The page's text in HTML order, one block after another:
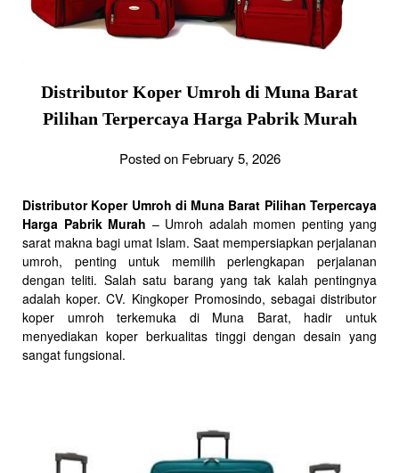
Distributor Koper Umroh di Muna Barat
Pilihan Terpercaya Harga Pabrik Murah
Posted on February 5, 2026
Distributor Koper Umroh di Muna Barat Pilihan Terpercaya
Harga Pabrik Murah – Umroh adalah momen penting yang
sarat makna bagi umat Islam. Saat mempersiapkan perjalanan
umroh, penting untuk memilih perlengkapan perjalanan
dengan teliti. Salah satu barang yang tak kalah pentingnya
adalah koper. CV. Kingkoper Promosindo, sebagai distributor
koper umroh terkemuka di Muna Barat, hadir untuk
menyediakan koper berkualitas tinggi dengan desain yang
sangat fungsional.